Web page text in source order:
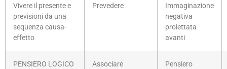
Vivere il presente e
previsioni da una
sequenza causa-
effetto
Prevedere
Immaginazione
negativa
proiettata
avanti
PENSIERO LOGICO Associare
Pensiero